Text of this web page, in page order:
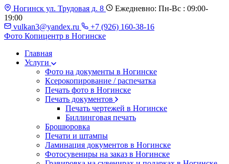
Ногинск ул. Трудовая д. 8
Ежедневно: Пн-Вс : 09:00-
19:00
vulkan3@yandex.ru
+7 (926) 160-38-16
Фото Копицентр в Ногинске
Главная
Услуги
Фото на документы в Ногинске
Ксерокопирование / распечатка
Печать фото в Ногинске
Печать документов
Печать чертежей в Ногинске
Биллинговая печать
Брошюровка
Печати и штампы
Ламинация документов в Ногинске
Фотосувениры на заказ в Ногинске